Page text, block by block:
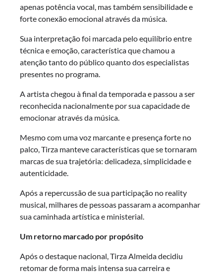
apenas potência vocal, mas também sensibilidade e
forte conexão emocional através da música.
Sua interpretação foi marcada pelo equilíbrio entre
técnica e emoção, característica que chamou a
atenção tanto do público quanto dos especialistas
presentes no programa.
A artista chegou à final da temporada e passou a ser
reconhecida nacionalmente por sua capacidade de
emocionar através da música.
Mesmo com uma voz marcante e presença forte no
palco, Tirza manteve características que se tornaram
marcas de sua trajetória: delicadeza, simplicidade e
autenticidade.
Após a repercussão de sua participação no reality
musical, milhares de pessoas passaram a acompanhar
sua caminhada artística e ministerial.
Um retorno marcado por propósito
Após o destaque nacional, Tirza Almeida decidiu
retomar de forma mais intensa sua carreira e